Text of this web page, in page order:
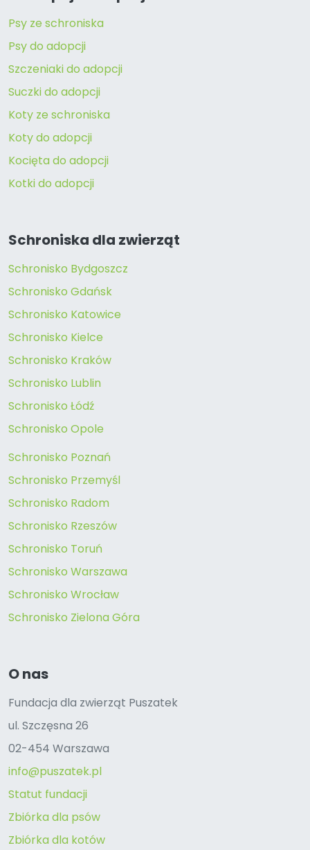
Psy ze schroniska
Psy do adopcji
Szczeniaki do adopcji
Suczki do adopcji
Koty ze schroniska
Koty do adopcji
Kocięta do adopcji
Kotki do adopcji
Schroniska dla zwierząt
Schronisko Bydgoszcz
Schronisko Gdańsk
Schronisko Katowice
Schronisko Kielce
Schronisko Kraków
Schronisko Lublin
Schronisko Łódź
Schronisko Opole
Schronisko Poznań
Schronisko Przemyśl
Schronisko Radom
Schronisko Rzeszów
Schronisko Toruń
Schronisko Warszawa
Schronisko Wrocław
Schronisko Zielona Góra
O nas
Fundacja dla zwierząt Puszatek
ul. Szczęsna 26
02-454 Warszawa
info@puszatek.pl
Statut fundacji
Zbiórka dla psów
Zbiórka dla kotów